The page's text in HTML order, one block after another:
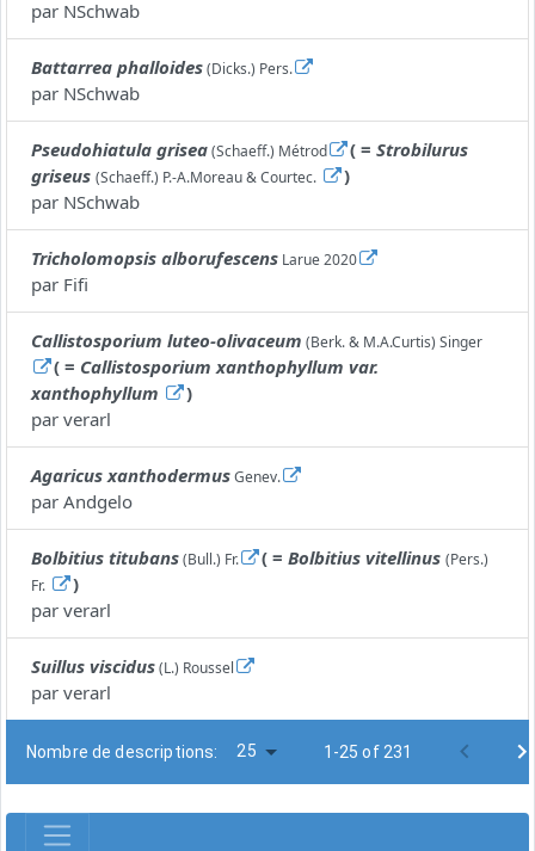
par NSchwab
Battarrea phalloides(Dicks.) Pers.
par NSchwab
Pseudohiatula grisea(Schaeff.) Métrod ( =Strobilurus
griseus (Schaeff.) P.-A.Moreau & Courtec.
)
par NSchwab
Tricholomopsis alborufescens Larue 2020
par Fifi
Callistosporium luteo-olivaceum (Berk. & M.A.Curtis) Singer
( = Callistosporium xanthophyllum var.
xanthophyllum
)
par verarl
Agaricus xanthodermusGenev.
par Andgelo
Bolbitius titubans(Bull.) Fr. ( =Bolbitius vitellinus (Pers.)
Fr.
)
par verarl
Suillus viscidus(L.) Roussel
par verarl
Nombre de descriptions: 25 1-25 of 231